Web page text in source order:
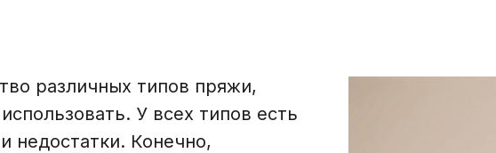
различных типов пряжи,
У всех типов есть
недостатки. Конечно,